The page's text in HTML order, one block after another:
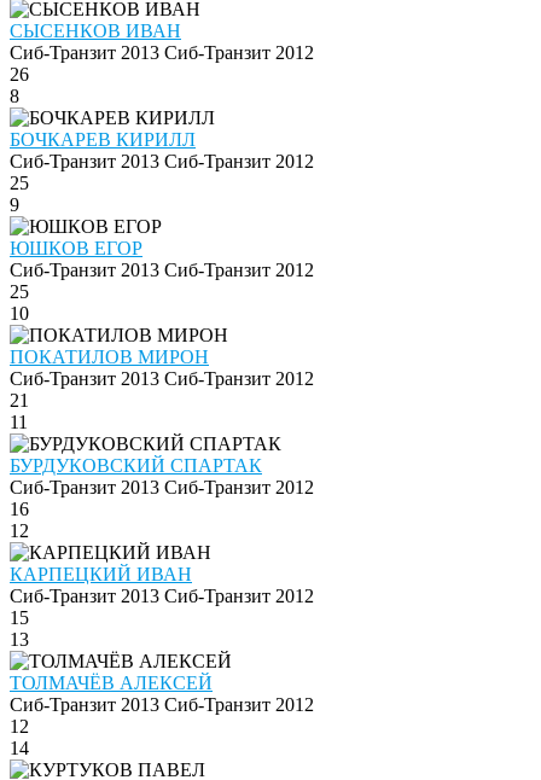
СЫСЕНКОВ ИВАН
Сиб-Транзит 2013 Сиб-Транзит 2012
26
8
БОЧКАРЕВ КИРИЛЛ
Сиб-Транзит 2013 Сиб-Транзит 2012
25
9
ЮШКОВ ЕГОР
Сиб-Транзит 2013 Сиб-Транзит 2012
25
10
ПОКАТИЛОВ МИРОН
Сиб-Транзит 2013 Сиб-Транзит 2012
21
11
БУРДУКОВСКИЙ СПАРТАК
Сиб-Транзит 2013 Сиб-Транзит 2012
16
12
КАРПЕЦКИЙ ИВАН
Сиб-Транзит 2013 Сиб-Транзит 2012
15
13
ТОЛМАЧЁВ АЛЕКСЕЙ
Сиб-Транзит 2013 Сиб-Транзит 2012
12
14